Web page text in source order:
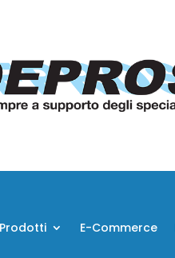
Prodotti E-Commerce